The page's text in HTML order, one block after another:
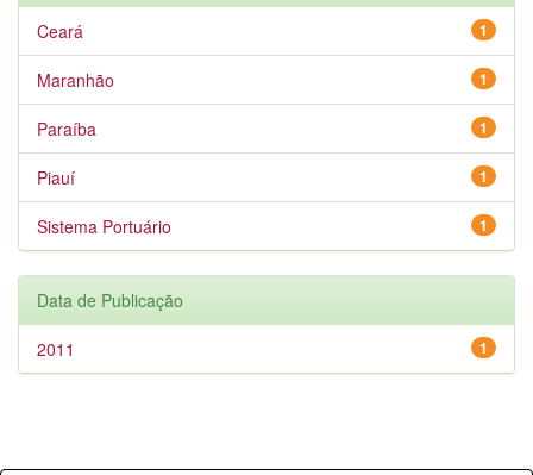
1
Ceará
1
Maranhão
1
Paraíba
1
Piauí
1
Sistema Portuário
Data de Publicação
1
2011